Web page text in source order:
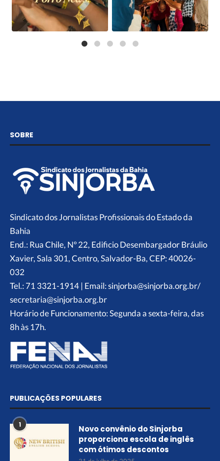
SOBRE
Sindicato dos Jornalistas Profissionais do Estado da
Bahia
End.: Rua Chile, Nº 22, Edificio Desembargador Bráulio
Xavier, Sala 301, Centro, Salvador-Ba, CEP: 40026-
032
Tel.: 71 3321-1914 | Email: sinjorba@sinjorba.org.br/
secretaria@sinjorba.org.br
Horário de Funcionamento: Segunda a sexta-feira, das
8h às 17h.
PUBLICAÇÕES POPULARES
1
Novo convênio do Sinjorba
proporciona escola de inglês
com ótimos descontos